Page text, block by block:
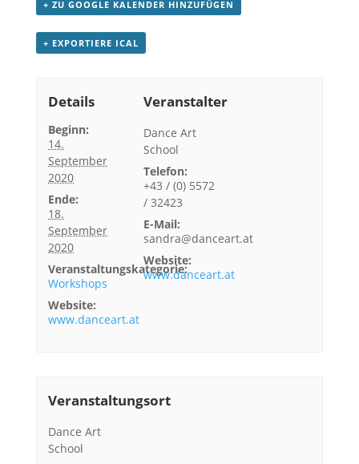
+ ZU GOOGLE KALENDER HINZUFÜGEN
+ EXPORTIERE ICAL
Details
Beginn:
14.
September
2020
Ende:
18.
September
2020
Veranstaltungskategorie:
Workshops
Website:
www.danceart.at
Veranstalter
Dance Art
School
Telefon:
+43 / (0) 5572
/ 32423
E-Mail:
sandra@danceart.at
Website:
www.danceart.at
Veranstaltungsort
Dance Art
School